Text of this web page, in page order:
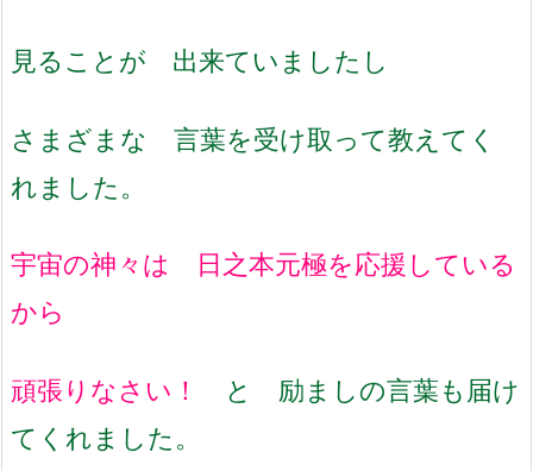
見ることが 出来ていましたし
さまざまな 言葉を受け取って教えてく
れました。
宇宙の神々は 日之本元極を応援している
から
頑張りなさい！
と 励ましの言葉も届け
てくれました。